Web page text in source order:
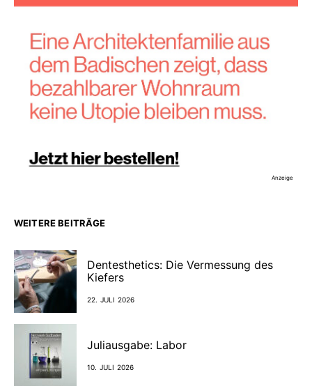
Anzeige
WEITERE BEITRÄGE
Dentesthetics: Die Vermessung des
Kiefers
22. JULI 2026
Juliausgabe: Labor
10. JULI 2026